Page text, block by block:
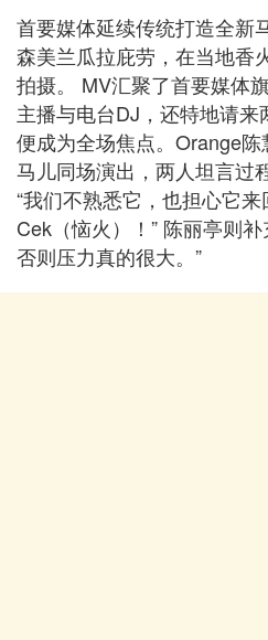
首要媒体延续传统打造全新
森美兰瓜拉庇劳，在当地香
拍摄。 MV汇聚了首要媒体
主播与电台DJ，还特地请来
便成为全场焦点。Orange
马儿同场演出，两人坦言过
“我们不熟悉它，也担心它
Cek（恼火）！” 陈丽亭则补
否则压力真的很大。”